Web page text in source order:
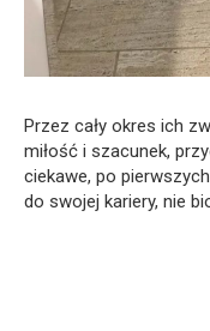
Przez cały okres ich
miłość i szacunek,
ciekawe, po
do swojej kariery, nie